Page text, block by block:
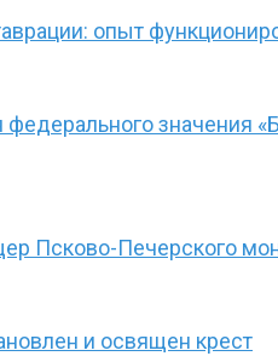
опыт
значения
Псково-Печерского
и освящен крест